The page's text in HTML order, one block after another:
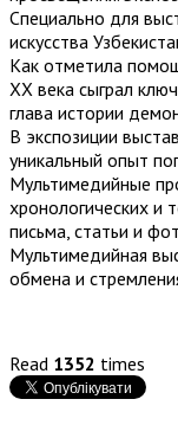
Специально для
искусства
Как отметила
XX века сыграл
глава истории
В экспозиции
уникальный опыт
Мультимедийные
хронологических и
письма, статьи и
Мультимедийная
обмена и
Read 1352 times